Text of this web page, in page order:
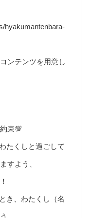
hyakumantenbara-
ンテンツを用意し
束💯
たくしと過ごして
すよう、
き、わたくし（名